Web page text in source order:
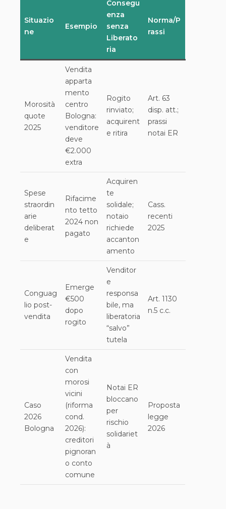
Situazio
ne
Esempio
Consegu
enza
senza
Liberato
ria
Norma/P
rassi
Morosità
quote
2025
Vendita
apparta
mento
centro
Bologna:
venditore
deve
€2.000
extra
Rogito
rinviato;
acquirent
e ritira
Art. 63
disp. att.;
prassi
notai ER
Spese
straordin
arie
deliberat
e
Rifacime
nto tetto
2024 non
pagato
Acquiren
te
solidale;
notaio
richiede
accanton
amento
Cass.
recenti
2025
Conguag
lio post-
vendita
Emerge
€500
dopo
rogito
Venditor
e
responsa
bile, ma
liberatoria
“salvo”
tutela
Art. 1130
n.5 c.c.
Caso
2026
Bologna
Vendita
con
morosi
vicini
(riforma
cond.
2026):
creditori
pignoran
o conto
comune
Notai ER
bloccano
per
rischio
solidariet
à
Proposta
legge
2026